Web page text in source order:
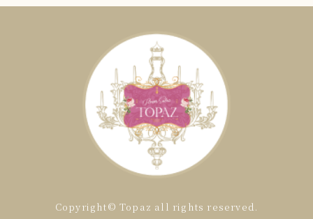
Copyright© Topaz all rights reserved.